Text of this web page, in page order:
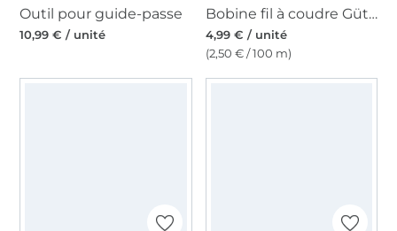
Outil pour guide-passe
10,99 € / unité
Bobine fil à coudre Gütermann 200m polyester, (304) vert militaire
4,99 € / unité
(2,50 € / 100 m)